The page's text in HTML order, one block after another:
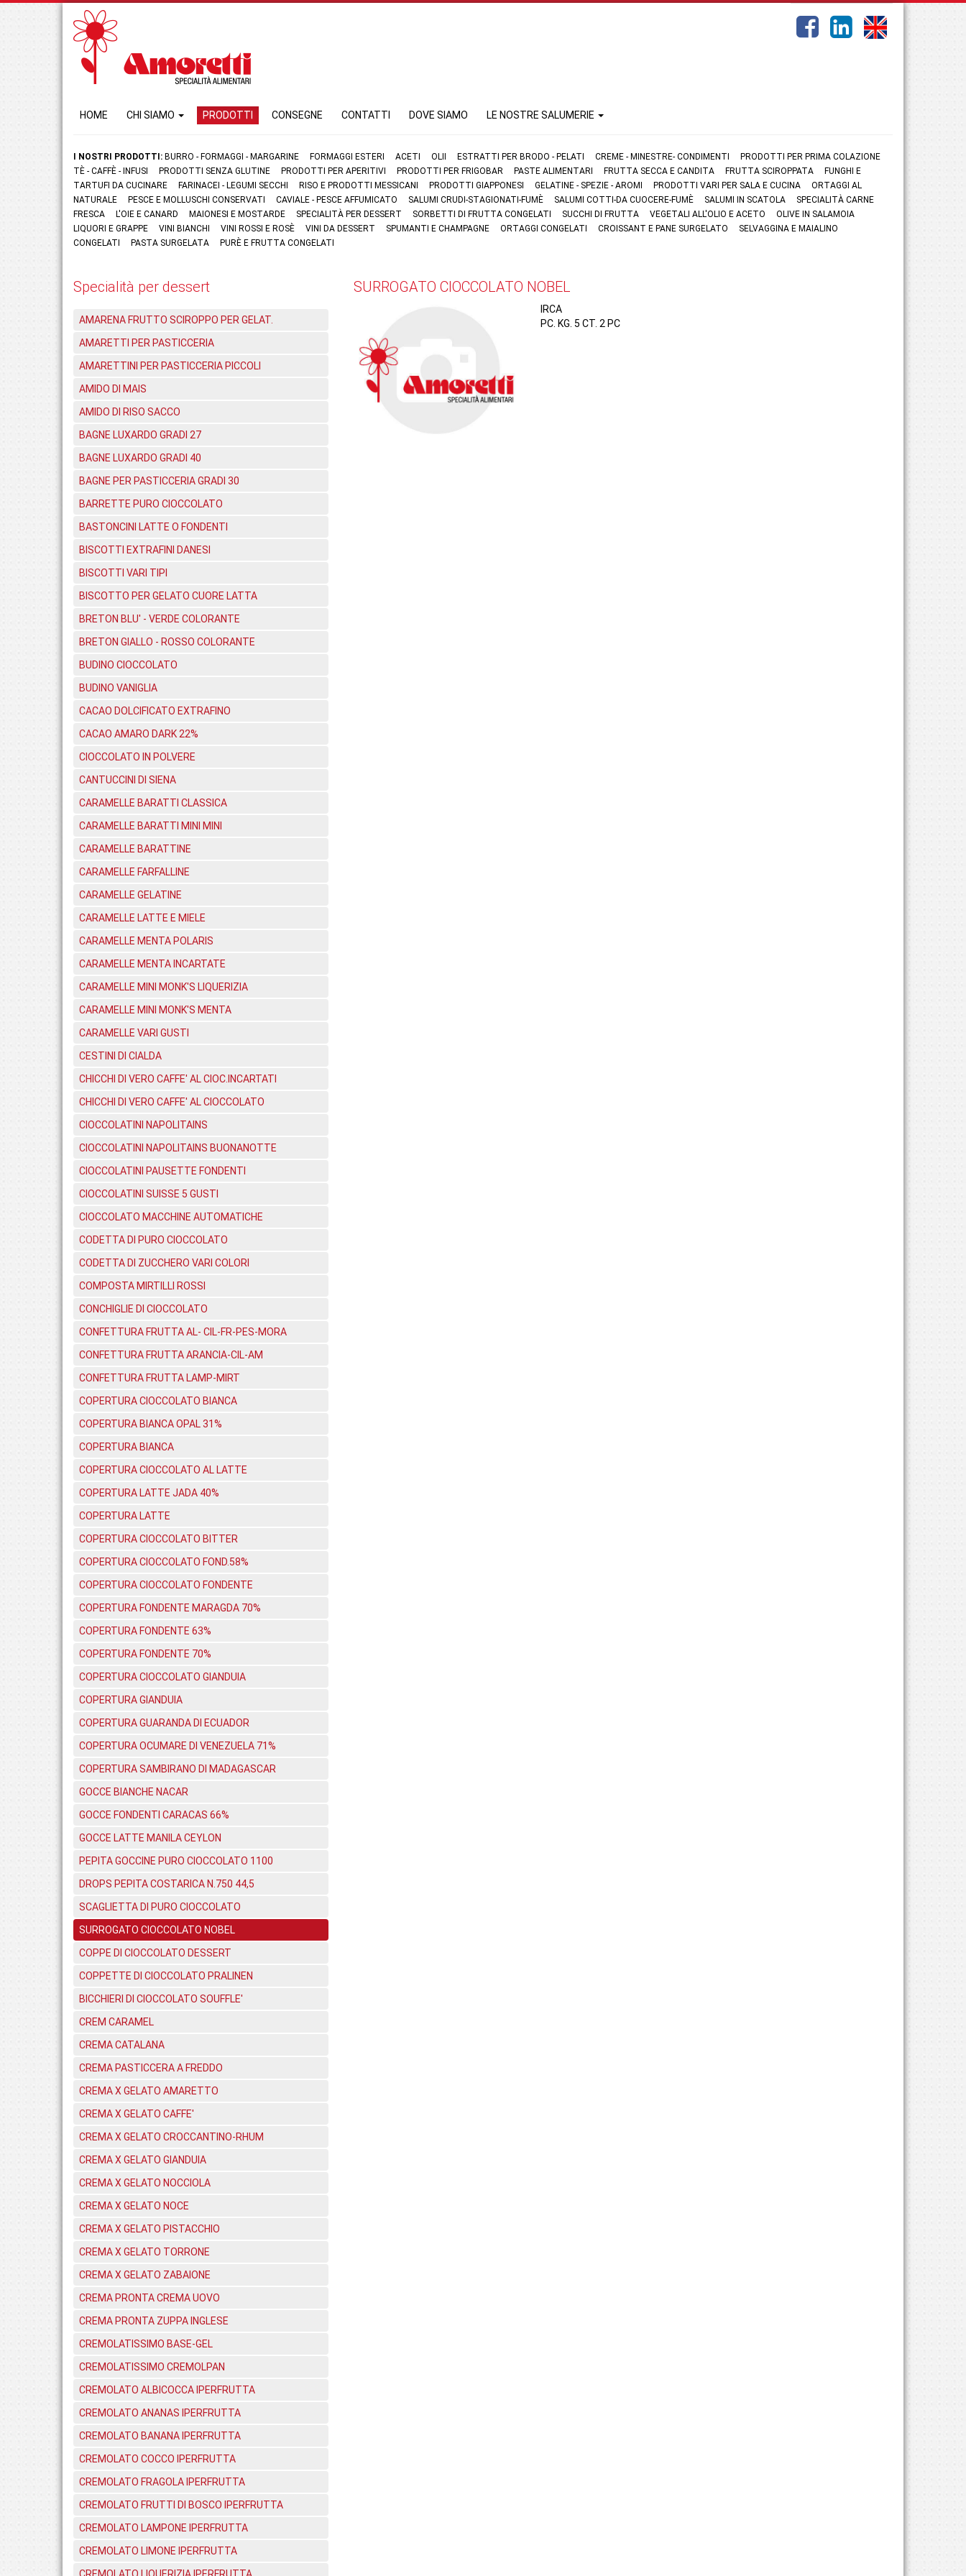
HOME CHI SIAMO PRODOTTI CONSEGNE CONTATTI DOVE SIAMO LE NOSTRE SALUMERIE
I NOSTRI PRODOTTI: BURRO - FORMAGGI - MARGARINE FORMAGGI ESTERI ACETI OLII ESTRATTI PER BRODO - PELATI CREME - MINESTRE- CONDIMENTI
PRODOTTI PER PRIMA COLAZIONE
TÈ - CAFFÈ - INFUSI
PRODOTTI SENZA GLUTINE PRODOTTI PER APERITIVI PRODOTTI PER FRIGOBAR PASTE ALIMENTARI FRUTTA SECCA E CANDITA FRUTTA SCIROPPATA
FUNGHI E
TARTUFI DA CUCINARE
FARINACEI - LEGUMI SECCHI RISO E PRODOTTI MESSICANI PRODOTTI GIAPPONESI GELATINE - SPEZIE - AROMI PRODOTTI VARI PER SALA E CUCINA
ORTAGGI AL
NATURALE
PESCE E MOLLUSCHI CONSERVATI CAVIALE - PESCE AFFUMICATO SALUMI CRUDI-STAGIONATI-FUMÈ SALUMI COTTI-DA CUOCERE-FUMÈ SALUMI IN SCATOLA
SPECIALITÀ CARNE
FRESCA
L'OIE E CANARD MAIONESI E MOSTARDE SPECIALITÀ PER DESSERT SORBETTI DI FRUTTA CONGELATI SUCCHI DI FRUTTA VEGETALI ALL'OLIO E ACETO
OLIVE IN SALAMOIA
LIQUORI E GRAPPE
VINI BIANCHI VINI ROSSI E ROSÈ VINI DA DESSERT SPUMANTI E CHAMPAGNE ORTAGGI CONGELATI CROISSANT E PANE SURGELATO
SELVAGGINA E MAIALINO
CONGELATI
PASTA SURGELATA PURÈ E FRUTTA CONGELATI
Specialità per dessert
AMARENA FRUTTO SCIROPPO PER GELAT.
AMARETTI PER PASTICCERIA
AMARETTINI PER PASTICCERIA PICCOLI
AMIDO DI MAIS
AMIDO DI RISO SACCO
BAGNE LUXARDO GRADI 27
BAGNE LUXARDO GRADI 40
BAGNE PER PASTICCERIA GRADI 30
BARRETTE PURO CIOCCOLATO
BASTONCINI LATTE O FONDENTI
BISCOTTI EXTRAFINI DANESI
BISCOTTI VARI TIPI
BISCOTTO PER GELATO CUORE LATTA
BRETON BLU' - VERDE COLORANTE
BRETON GIALLO - ROSSO COLORANTE
BUDINO CIOCCOLATO
BUDINO VANIGLIA
CACAO DOLCIFICATO EXTRAFINO
CACAO AMARO DARK 22%
CIOCCOLATO IN POLVERE
CANTUCCINI DI SIENA
CARAMELLE BARATTI CLASSICA
CARAMELLE BARATTI MINI MINI
CARAMELLE BARATTINE
CARAMELLE FARFALLINE
CARAMELLE GELATINE
CARAMELLE LATTE E MIELE
CARAMELLE MENTA POLARIS
CARAMELLE MENTA INCARTATE
CARAMELLE MINI MONK'S LIQUERIZIA
CARAMELLE MINI MONK'S MENTA
CARAMELLE VARI GUSTI
CESTINI DI CIALDA
CHICCHI DI VERO CAFFE' AL CIOC.INCARTATI
CHICCHI DI VERO CAFFE' AL CIOCCOLATO
CIOCCOLATINI NAPOLITAINS
CIOCCOLATINI NAPOLITAINS BUONANOTTE
CIOCCOLATINI PAUSETTE FONDENTI
CIOCCOLATINI SUISSE 5 GUSTI
CIOCCOLATO MACCHINE AUTOMATICHE
CODETTA DI PURO CIOCCOLATO
CODETTA DI ZUCCHERO VARI COLORI
COMPOSTA MIRTILLI ROSSI
CONCHIGLIE DI CIOCCOLATO
CONFETTURA FRUTTA AL- CIL-FR-PES-MORA
CONFETTURA FRUTTA ARANCIA-CIL-AM
CONFETTURA FRUTTA LAMP-MIRT
COPERTURA CIOCCOLATO BIANCA
COPERTURA BIANCA OPAL 31%
COPERTURA BIANCA
COPERTURA CIOCCOLATO AL LATTE
COPERTURA LATTE JADA 40%
COPERTURA LATTE
COPERTURA CIOCCOLATO BITTER
COPERTURA CIOCCOLATO FOND.58%
COPERTURA CIOCCOLATO FONDENTE
COPERTURA FONDENTE MARAGDA 70%
COPERTURA FONDENTE 63%
COPERTURA FONDENTE 70%
COPERTURA CIOCCOLATO GIANDUIA
COPERTURA GIANDUIA
COPERTURA GUARANDA DI ECUADOR
COPERTURA OCUMARE DI VENEZUELA 71%
COPERTURA SAMBIRANO DI MADAGASCAR
GOCCE BIANCHE NACAR
GOCCE FONDENTI CARACAS 66%
GOCCE LATTE MANILA CEYLON
PEPITA GOCCINE PURO CIOCCOLATO 1100
DROPS PEPITA COSTARICA N.750 44,5
SCAGLIETTA DI PURO CIOCCOLATO
SURROGATO CIOCCOLATO NOBEL
COPPE DI CIOCCOLATO DESSERT
COPPETTE DI CIOCCOLATO PRALINEN
BICCHIERI DI CIOCCOLATO SOUFFLE'
CREM CARAMEL
CREMA CATALANA
CREMA PASTICCERA A FREDDO
CREMA X GELATO AMARETTO
CREMA X GELATO CAFFE'
CREMA X GELATO CROCCANTINO-RHUM
CREMA X GELATO GIANDUIA
CREMA X GELATO NOCCIOLA
CREMA X GELATO NOCE
CREMA X GELATO PISTACCHIO
CREMA X GELATO TORRONE
CREMA X GELATO ZABAIONE
CREMA PRONTA CREMA UOVO
CREMA PRONTA ZUPPA INGLESE
CREMOLATISSIMO BASE-GEL
CREMOLATISSIMO CREMOLPAN
CREMOLATO ALBICOCCA IPERFRUTTA
CREMOLATO ANANAS IPERFRUTTA
CREMOLATO BANANA IPERFRUTTA
CREMOLATO COCCO IPERFRUTTA
CREMOLATO FRAGOLA IPERFRUTTA
CREMOLATO FRUTTI DI BOSCO IPERFRUTTA
CREMOLATO LAMPONE IPERFRUTTA
CREMOLATO LIMONE IPERFRUTTA
SURROGATO CIOCCOLATO NOBEL
IRCA
PC. KG. 5 CT. 2 PC